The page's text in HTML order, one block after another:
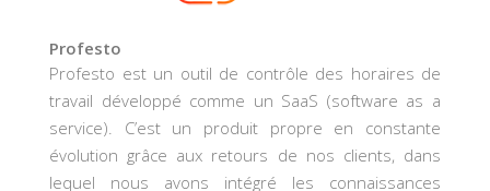
Profesto
Profesto est un outil de contrôle des horaires de
travail développé comme un SaaS (software as a
service). C’est un produit propre en constante
évolution grâce aux retours de nos clients, dans
lequel nous avons intégré les connaissances